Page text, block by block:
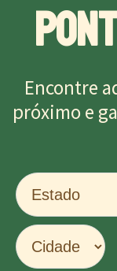
Encontre
próximo e